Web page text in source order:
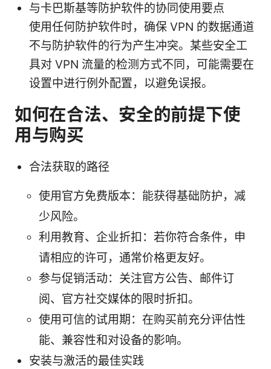
与卡巴斯基等防护软件的协同使用要点
使用任何防护软件时，确保 VPN 的数据通道
不与防护软件的行为产生冲突。某些安全工
具对 VPN 流量的检测方式不同，可能需要在
设置中进行例外配置，以避免误报。
如何在合法、安全的前提下使
用与购买
合法获取的路径
使用官方免费版本：能获得基础防护，减
少风险。
利用教育、企业折扣：若你符合条件，申
请相应的许可，通常价格更友好。
参与促销活动：关注官方公告、邮件订
阅、官方社交媒体的限时折扣。
使用可信的试用期：在购买前充分评估性
能、兼容性和对设备的影响。
安装与激活的最佳实践